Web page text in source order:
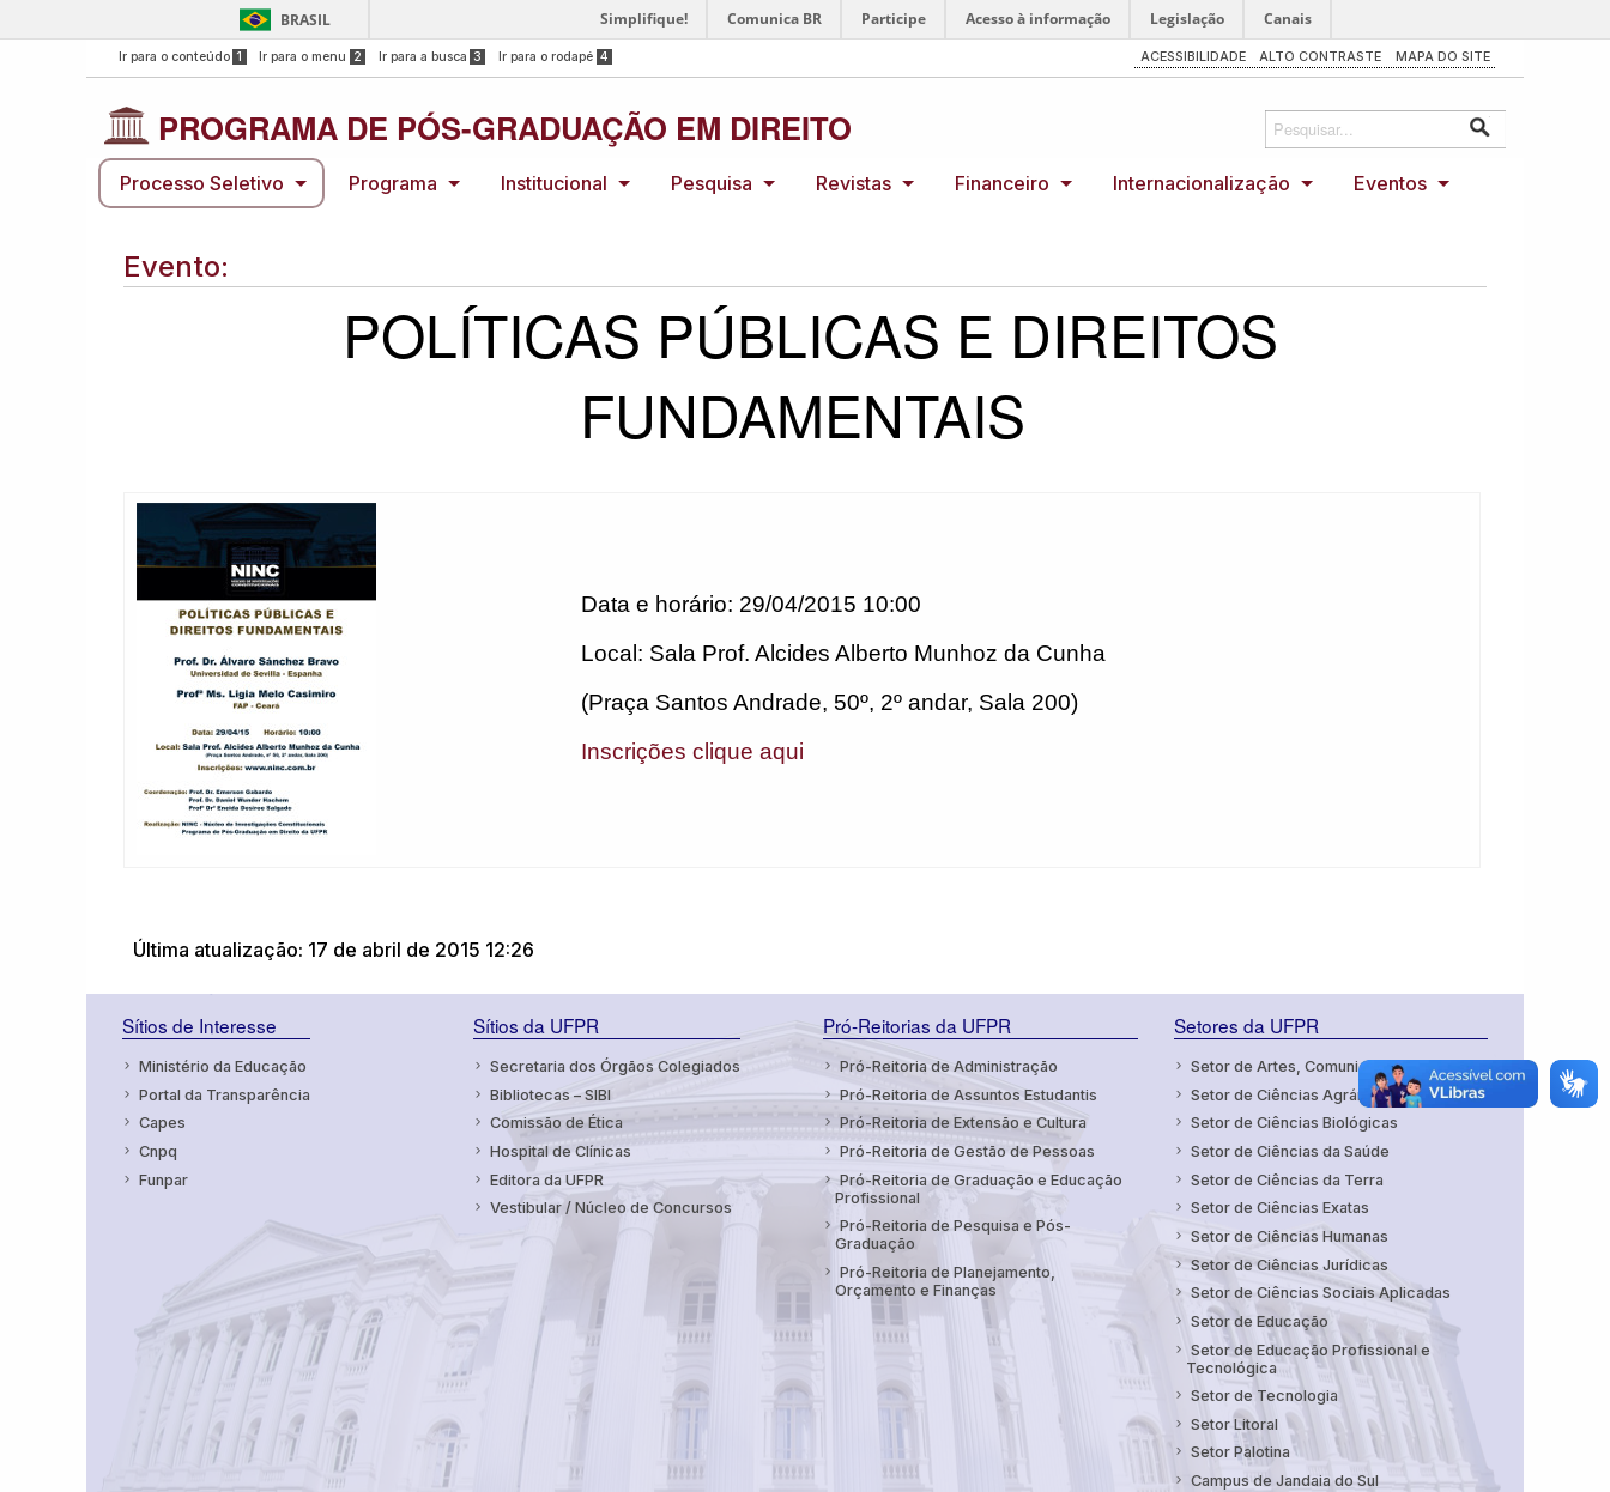
BRASIL Simplifique! Comunica BR Participe Acesso à informação Legislação Canais
Ir para o conteúdo 1 Ir para o menu 2 Ir para a busca 3 Ir para o rodapé 4 ACESSIBILIDADE ALTO CONTRASTE MAPA DO SITE
PROGRAMA DE PÓS-GRADUAÇÃO EM DIREITO
Processo Seletivo Programa Institucional Pesquisa Revistas Financeiro Internacionalização Eventos
Evento:
POLÍTICAS PÚBLICAS E DIREITOS
FUNDAMENTAIS
Data e horário: 29/04/2015 10:00
Local: Sala Prof. Alcides Alberto Munhoz da Cunha
(Praça Santos Andrade, 50º, 2º andar, Sala 200)
Inscrições clique aqui
Última atualização: 17 de abril de 2015 12:26
Sítios de Interesse
Ministério da Educação
Portal da Transparência
Capes
Cnpq
Funpar
Sítios da UFPR
Secretaria dos Órgãos Colegiados
Bibliotecas – SIBI
Comissão de Ética
Hospital de Clínicas
Editora da UFPR
Vestibular / Núcleo de Concursos
Pró-Reitorias da UFPR
Pró-Reitoria de Administração
Pró-Reitoria de Assuntos Estudantis
Pró-Reitoria de Extensão e Cultura
Pró-Reitoria de Gestão de Pessoas
Pró-Reitoria de Graduação e Educação
Profissional
Pró-Reitoria de Pesquisa e Pós-
Graduação
Pró-Reitoria de Planejamento,
Orçamento e Finanças
Setores da UFPR
Setor de Artes, Comunicação e Design
Setor de Ciências Agrárias
Setor de Ciências Biológicas
Setor de Ciências da Saúde
Setor de Ciências da Terra
Setor de Ciências Exatas
Setor de Ciências Humanas
Setor de Ciências Jurídicas
Setor de Ciências Sociais Aplicadas
Setor de Educação
Setor de Educação Profissional e
Tecnológica
Setor de Tecnologia
Setor Litoral
Setor Palotina
Campus de Jandaia do Sul